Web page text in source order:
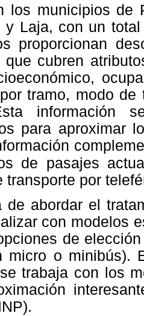
los municipios de
y Laja, con un
proporcionan
que cubren
tramo, modo de
información
para aproximar
de pasajes
transporte por
de abordar el
con modelos
de
micro o minibús).
trabaja con los